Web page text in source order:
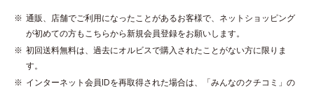
通販、店舗でご利用になったことがあるお客様で、ネットショッピング
が初めての方もこちらから新規会員登録をお願いします。
初回送料無料は、過去にオルビスで購入されたことがない方に限りま
す。
インターネット会員IDを再取得された場合は、「みんなのクチコミ」の